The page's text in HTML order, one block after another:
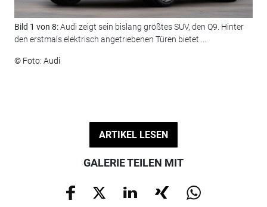
Bild 1 von 8:Audi zeigt sein bislang größtes SUV, den Q9. Hinter
den erstmals elektrisch angetriebenen Türen bietet ...
© Foto: Audi
ARTIKEL LESEN
GALERIE TEILEN MIT